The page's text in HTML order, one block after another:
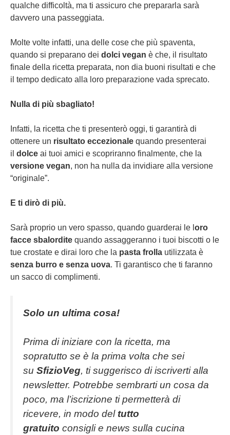
qualche difficoltà, ma ti assicuro che prepararla sarà
davvero una passeggiata.
Molte volte infatti, una delle cose che più spaventa,
quando si preparano dei dolci vegan è che, il risultato
finale della ricetta preparata, non dia buoni risultati e che
il tempo dedicato alla loro preparazione vada sprecato.
Nulla di più sbagliato!
Infatti, la ricetta che ti presenterò oggi, ti garantirà di
ottenere un risultato eccezionale quando presenterai
il dolce ai tuoi amici e scopriranno finalmente, che la
versione vegan, non ha nulla da invidiare alla versione
“originale”.
E ti dirò di più.
Sarà proprio un vero spasso, quando guarderai le l oro
facce sbalordite quando assaggeranno i tuoi biscotti o le
tue crostate e dirai loro che la pasta frolla utilizzata è
senza burro e senza uova. Ti garantisco che ti faranno
un sacco di complimenti.
Solo un ultima cosa!
Prima di iniziare con la ricetta, ma
sopratutto se è la prima volta che sei
su SfizioVeg, ti suggerisco di iscriverti alla
newsletter. Potrebbe sembrarti un cosa da
poco, ma l’iscrizione ti permetterà di
ricevere, in modo del tutto
gratuito consigli e news sulla cucina